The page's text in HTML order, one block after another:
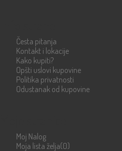
Česta pitanja
Kontakt i lokacije
Kako kupiti?
Opšti uslovi kupovine
Politika privatnosti
Odustanak od kupovine
Moj Nalog
Moja lista želja(0)